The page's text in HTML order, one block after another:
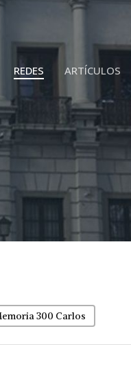
REDES ARTÍCULOS
300 Carlos